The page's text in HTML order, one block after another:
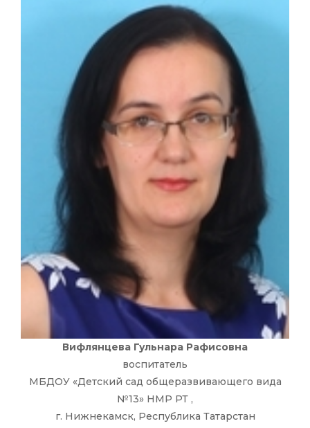
Вифлянцева Гульнара Рафисовна
воспитатель
МБДОУ «Детский сад общеразвивающего вида
№13» НМР РТ ,
г. Нижнекамск, Республика Татарстан